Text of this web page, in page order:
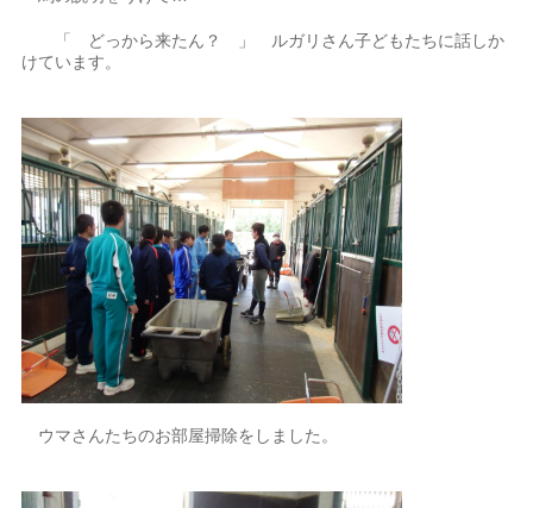
「 どっから来たん？ 」 ルガリさん子どもたちに話しか
けています。
ウマさんたちのお部屋掃除をしました。